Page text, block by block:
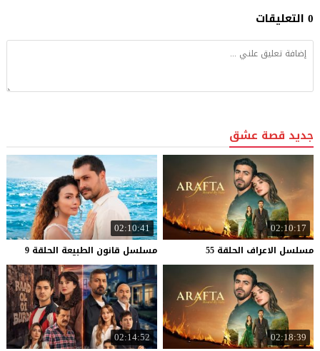
0 التعليقات
جديد قصة عشق
02:10:17
مسلسل الاعراف الحلقة 55
02:10:41
مسلسل قانون الطبيعة الحلقة 9
02:18:39
02:14:52